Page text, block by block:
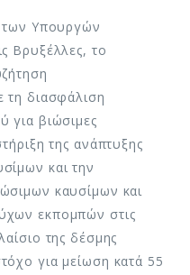
των Υπουργών
Βρυξέλλες, το
τη διασφάλιση
για βιώσιμες
της ανάπτυξης
και την
καυσίμων και
εκπομπών στις
της δέσμης
για μείωση κατά 55